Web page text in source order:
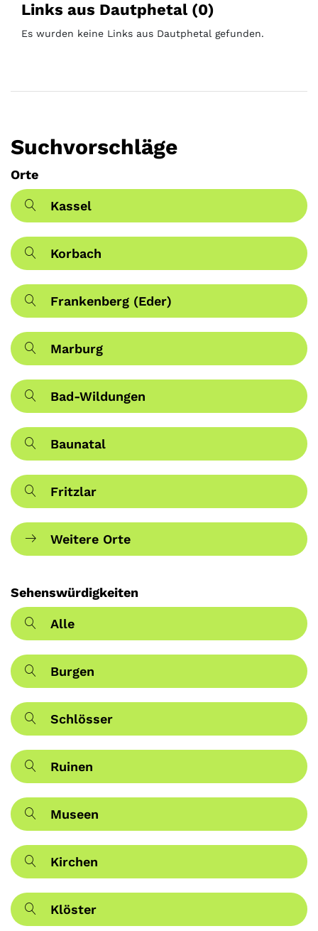
Links aus Dautphetal (0)
Es wurden keine Links aus Dautphetal gefunden.
Suchvorschläge
Orte
Kassel
Korbach
Frankenberg (Eder)
Marburg
Bad-Wildungen
Baunatal
Fritzlar
Weitere Orte
Sehenswürdigkeiten
Alle
Burgen
Schlösser
Ruinen
Museen
Kirchen
Klöster